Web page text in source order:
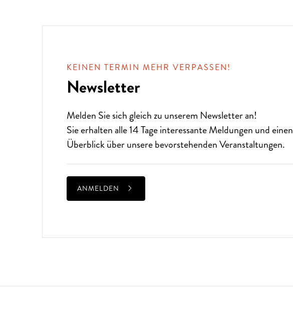
KEINEN TERMIN MEHR VERPASSEN!
Newsletter
Melden Sie sich gleich zu unserem Newsletteran!
Sie erhalten alle 14 Tage interessante Meldungen und einen
Überblick über unsere bevorstehenden Veranstaltungen.
ANMELDEN